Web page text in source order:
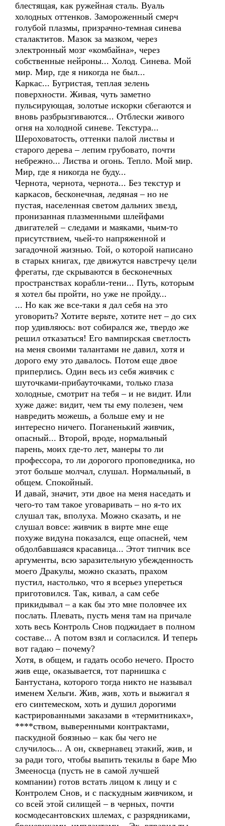
блестящая, как ружейная сталь. Вуаль
холодных оттенков. Замороженный смерч
голубой плазмы, призрачно-темная синева
сталактитов. Мазок за мазком, через
электронный мозг «комбайна», через
собственные нейроны... Холод. Синева. Мой
мир. Мир, где я никогда не был...
Каркас... Бугристая, теплая зелень
поверхности. Живая, чуть заметно
пульсирующая, золотые искорки сбегаются и
вновь разбрызгиваются... Отблески живого
огня на холодной синеве. Текстура...
Шероховатость, оттенки палой листвы и
старого дерева – лепим грубовато, почти
небрежно... Листва и огонь. Тепло. Мой мир.
Мир, где я никогда не буду...
Чернота, чернота, чернота... Без текстур и
каркасов, бесконечная, ледяная – но не
пустая, населенная светом дальних звезд,
пронизанная плазменными шлейфами
двигателей – следами и маяками, чьим-то
присутствием, чьей-то напряженной и
загадочной жизнью. Той, о которой написано
в старых книгах, где движутся навстречу цели
фрегаты, где скрываются в бесконечных
пространствах корабли-тени... Путь, которым
я хотел бы пройти, но уже не пройду...
... Но как же все-таки я дал себя на это
уговорить? Хотите верьте, хотите нет – до сих
пор удивляюсь: вот собирался же, твердо же
решил отказаться! Его вампирская светлость
на меня своими талантами не давил, хотя и
дорого ему это давалось. Потом еще двое
приперлись. Один весь из себя живчик с
шуточками-прибауточками, только глаза
холодные, смотрит на тебя – и не видит. Или
хуже даже: видит, чем ты ему полезен, чем
навредить можешь, а больше ему и не
интересно ничего. Поганенький живчик,
опасный... Второй, вроде, нормальный
парень, моих где-то лет, манеры то ли
профессора, то ли дорогого проповедника, но
этот больше молчал, слушал. Нормальный, в
общем. Спокойный.
И давай, значит, эти двое на меня наседать и
чего-то там такое уговаривать – но я-то их
слушал так, вполуха. Можно сказать, и не
слушал вовсе: живчик в вирте мне еще
похуже видуна показался, еще опасней, чем
обдолбавшаяся красавица... Этот типчик все
аргументы, всю заразительную убежденность
моего Дракулы, можно сказать, прахом
пустил, настолько, что я всерьез упереться
приготовился. Так, кивал, а сам себе
прикидывал – а как бы это мне половчее их
послать. Плевать, пусть меня там на причале
хоть весь Контроль Снов поджидает в полном
составе... А потом взял и согласился. И теперь
вот гадаю – почему?
Хотя, в общем, и гадать особо нечего. Просто
жив еще, оказывается, тот парнишка с
Бантустана, которого тогда никто не называл
именем Хельги. Жив, жив, хоть и выжигал я
его синтемеском, хоть и душил дорогими
кастрированными заказами в «термитниках»,
****ством, выверенными контрактами,
паскудной боязнью – как бы чего не
случилось... А он, сквернавец этакий, жив, и
за ради того, чтобы выпить текилы в баре Мю
Змееносца (пусть не в самой лучшей
компании) готов встать лицом к лицу и с
Контролем Снов, и с паскудным живчиком, и
со всей этой силищей – в черных, почти
космодесантовских шлемах, с разрядниками,